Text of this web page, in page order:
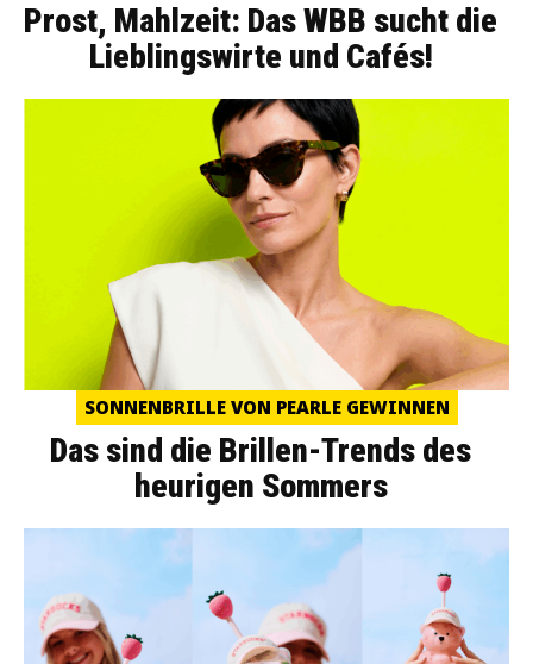
Prost, Mahlzeit: Das WBB sucht die
Lieblingswirte und Cafés!
SONNENBRILLE VON PEARLE GEWINNEN
Das sind die Brillen-Trends des
heurigen Sommers